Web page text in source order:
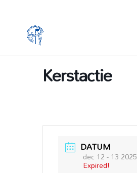
Kerstactie
DATUM
dec 12 - 13 2025
Expired!